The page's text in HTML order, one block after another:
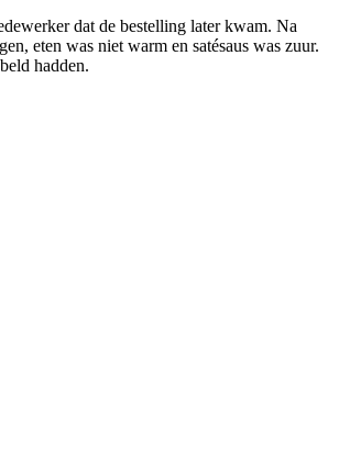
dat de bestelling later kwam. Na
eten was niet warm en satésaus was zuur.
hadden.